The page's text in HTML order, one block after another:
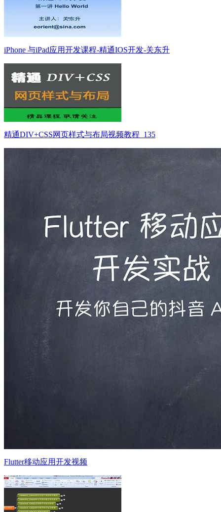
iPhone 与iPad应用开发课程-精通IOS开发-关东升
精通DIV+CSS网页样式与布局视频教程_135
Flutter移动应用开发视频